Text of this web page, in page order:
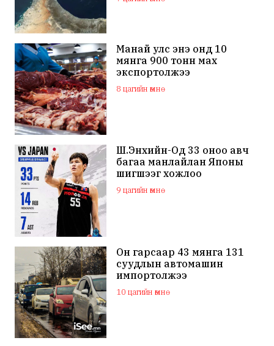
Манай улс энэ онд 10
мянга 900 тонн мах
экспортолжээ
8 цагийн өмнө
Ш.Энхийн-Од 33 оноо авч
багаа манлайлан Японы
шигшээг хожлоо
9 цагийн өмнө
Он гарсаар 43 мянга 131
суудлын автомашин
импортолжээ
10 цагийн өмнө